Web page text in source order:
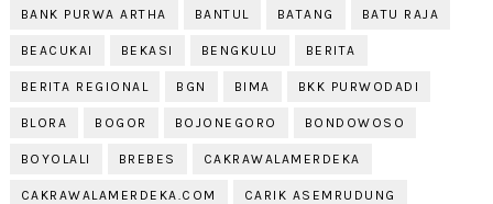
BANK PURWA ARTHA BANTUL BATANG BATU RAJA
BEACUKAI BEKASI BENGKULU BERITA
BERITA REGIONAL BGN BIMA BKK PURWODADI
BLORA BOGOR BOJONEGORO BONDOWOSO
BOYOLALI BREBES CAKRAWALAMERDEKA
CAKRAWALAMERDEKA.COM CARIK ASEMRUDUNG